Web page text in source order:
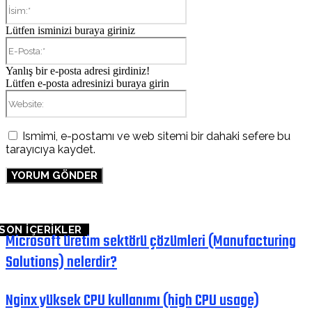
Lütfen isminizi buraya giriniz
Yanlış bir e-posta adresi girdiniz!
Lütfen e-posta adresinizi buraya girin
Ismimi, e-postamı ve web sitemi bir dahaki sefere bu
tarayıcıya kaydet.
İÇERİKLER
Microsoft üretim sektörü çözümleri (Manufacturing
Solutions) nelerdir?
Nginx yüksek CPU kullanımı (high CPU usage)